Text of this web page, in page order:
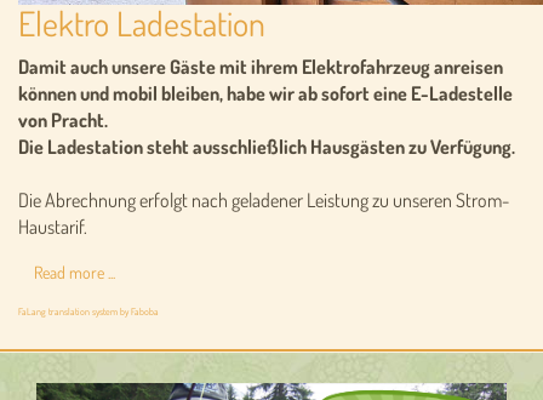
Elektro Ladestation
Damit auch unsere Gäste mit ihrem Elektrofahrzeug anreisen
können und mobil bleiben, habe wir ab sofort eine E-Ladestelle
von Pracht.
Die Ladestation steht ausschließlich Hausgästen zu Verfügung.
Die Abrechnung erfolgt nach geladener Leistung zu unseren Strom-
Haustarif.
Read more ...
FaLang translation system by Faboba